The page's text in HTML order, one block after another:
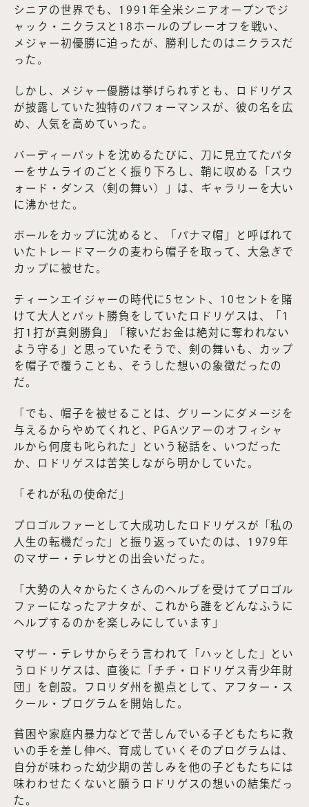
シニアの世界でも、1991年全米シニアオープンでジ
ャック・ニクラスと18ホールのプレーオフを戦い、
メジャー初優勝に迫ったが、勝利したのはニクラスだ
った。
しかし、メジャー優勝は挙げられずとも、ロドリゲス
が披露していた独特のパフォーマンスが、彼の名を広
め、人気を高めていった。
バーディーパットを沈めるたびに、刀に見立てたパタ
ーをサムライのごとく振り下ろし、鞘に収める「スウ
ォード・ダンス（剣の舞い）」は、ギャラリーを大い
に沸かせた。
ボールをカップに沈めると、「パナマ帽」と呼ばれて
いたトレードマークの麦わら帽子を取って、大急ぎで
カップに被せた。
ティーンエイジャーの時代に5セント、10セントを賭
けて大人とパット勝負をしていたロドリゲスは、「1
打1打が真剣勝負」「稼いだお金は絶対に奪われない
よう守る」と思っていたそうで、剣の舞いも、カップ
を帽子で覆うことも、そうした想いの象徴だったの
だ。
「でも、帽子を被せることは、グリーンにダメージを
与えるからやめてくれと、PGAツアーのオフィシャ
ルから何度も叱られた」という秘話を、いつだった
か、ロドリゲスは苦笑しながら明かしていた。
「それが私の使命だ」
プロゴルファーとして大成功したロドリゲスが「私の
人生の転機だった」と振り返っていたのは、1979年
のマザー・テレサとの出会いだった。
「大勢の人々からたくさんのヘルプを受けてプロゴル
ファーになったアナタが、これから誰をどんなふうに
ヘルプするのかを楽しみにしています」
マザー・テレサからそう言われて「ハッとした」とい
うロドリゲスは、直後に「チチ・ロドリゲス青少年財
団」を創設。フロリダ州を拠点として、アフター・ス
クール・プログラムを開始した。
貧困や家庭内暴力などで苦しんでいる子どもたちに救
いの手を差し伸べ、育成していくそのプログラムは、
自分が味わった幼少期の苦しみを他の子どもたちには
味わわせたくないと願うロドリゲスの想いの結集だっ
た。